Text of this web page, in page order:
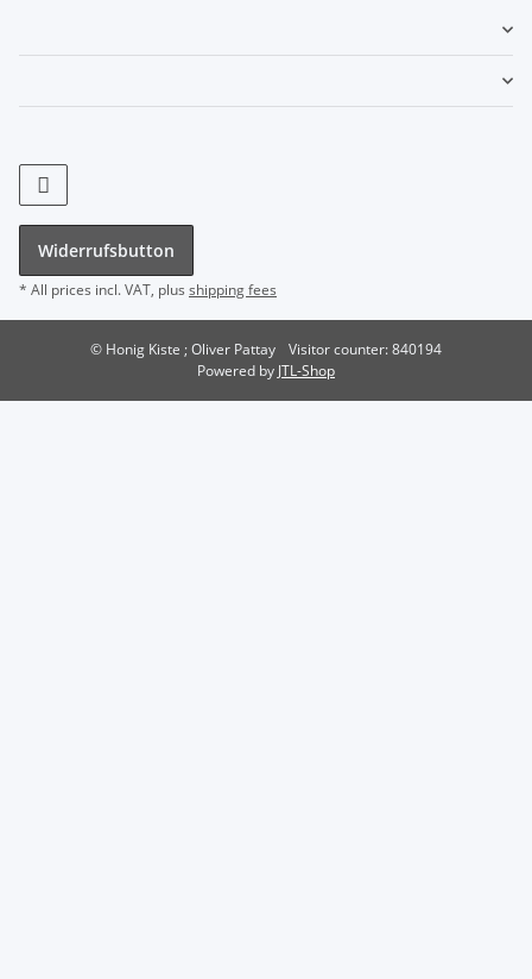
Widerrufsbutton
* All prices incl. VAT, plus shipping fees
© Honig Kiste ; Oliver Pattay
Visitor counter: 840194
Powered by JTL-Shop